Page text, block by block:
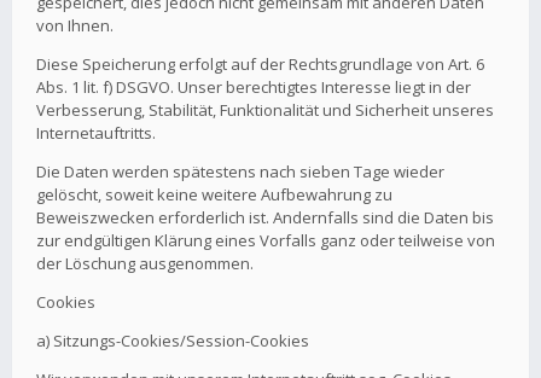
von Ihnen.
Diese Speicherung erfolgt auf der Rechtsgrundlage von Art. 6
Abs. 1 lit. f) DSGVO. Unser berechtigtes Interesse liegt in der
Verbesserung, Stabilität, Funktionalität und Sicherheit unseres
Internetauftritts.
Die Daten werden spätestens nach sieben Tage wieder
gelöscht, soweit keine weitere Aufbewahrung zu
Beweiszwecken erforderlich ist. Andernfalls sind die Daten bis
zur endgültigen Klärung eines Vorfalls ganz oder teilweise von
der Löschung ausgenommen.
Cookies
a) Sitzungs-Cookies/Session-Cookies